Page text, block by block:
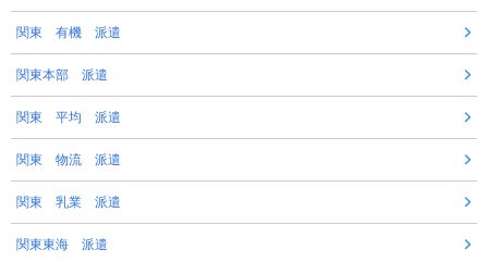
関東 有機 派遣
関東本部 派遣
関東 平均 派遣
関東 物流 派遣
関東 乳業 派遣
関東東海 派遣